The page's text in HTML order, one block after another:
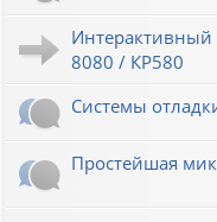
8080 / КР580
Системы
Простейшая